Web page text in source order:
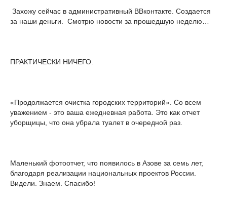
Захожу сейчас в административный ВВконтакте. Создается
за наши деньги. Смотрю новости за прошедшую неделю…
ПРАКТИЧЕСКИ НИЧЕГО.
«Продолжается очистка городских территорий». Со всем
уважением - это ваша ежедневная работа. Это как отчет
уборщицы, что она убрала туалет в очередной раз.
Маленький фотоотчет, что появилось в Азове за семь лет,
благодаря реализации национальных проектов России.
Видели. Знаем. Спасибо!